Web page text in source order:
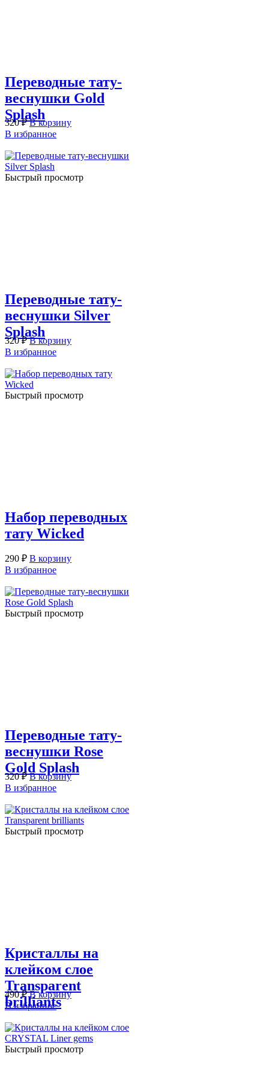
Переводные тату-
веснушки Gold
Splash
320₽ В корзину
В избранное
Быстрый просмотр
Переводные тату-
веснушки Silver
Splash
320₽ В корзину
В избранное
Быстрый просмотр
Набор переводных
тату Wicked
290 ₽ В корзину
В избранное
Быстрый просмотр
Переводные тату-
веснушки Rose
Gold Splash
320₽ В корзину
В избранное
Быстрый просмотр
Кристаллы на
клейком слое
Transparent
brilliants
490₽ В корзину
В избранное
Быстрый просмотр